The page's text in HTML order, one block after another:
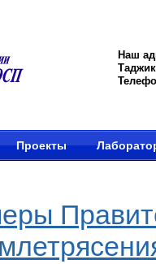
Наш
Проекты